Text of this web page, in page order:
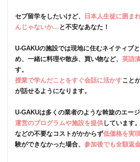
セブ留学をしたいけど、
日本人生徒に囲ま
んじゃないか… と不安なあなた！
U-GAKUの施設では現地に住むネイティブ
め、一緒に料理や散歩、買い物など、 英語
す。
授業で学んだことをすぐ会話に活かすこと
が話せるようになります。
U-GAKUは多くの業者のような斡旋のエー
運営のプログラムや施設を提供しています
などの不要なコストがかからず低価格を実
験ができなかった場合、 参加後でも全額返